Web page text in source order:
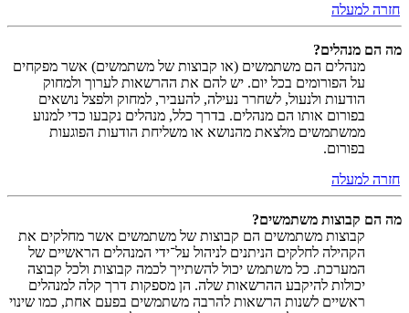
חזרה למעלה
מה הם מנהלים?
מנהלים הם משתמשים (או קבוצות של משתמשים) אשר מפקחים
על הפורומים בכל יום. יש להם את ההרשאות לערוך ולמחוק
הודעות ולנעול, לשחרר נעילה, להעביר, למחוק ולפצל נושאים
בפורום אותו הם מנהלים. בדרך כלל, מנהלים נקבעו כדי למנוע
ממשתמשים מלצאת מהנושא או משליחת הודעות הפוגעות
בפורום.
חזרה למעלה
מה הם קבוצות משתמשים?
קבוצות משתמשים הם קבוצות של משתמשים אשר מחלקים את
הקהילה לחלקים הניתנים לניהול על־ידי המנהלים הראשיים של
המערכת. כל משתמש יכול להשתייך לכמה קבוצות ולכל קבוצה
יכולות להיקבע ההרשאות שלה. הן מספקות דרך קלה למנהלים
ראשיים לשנות הרשאות להרבה משתמשים בפעם אחת, כמו שינוי